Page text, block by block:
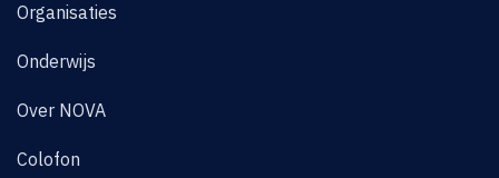
Organisaties
Onderwijs
Over NOVA
Colofon